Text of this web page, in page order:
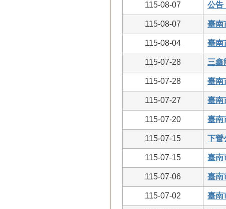
115-08-07 公告
115-08-07 臺南
115-08-04 臺南
115-07-28 三鑫
115-07-28 臺南
115-07-27 臺南
115-07-20 臺南
115-07-15 下營
115-07-15 臺南
115-07-06 臺南
115-07-02 臺南